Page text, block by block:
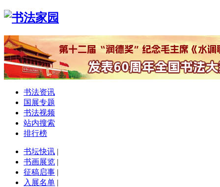
书法资讯
国展专题
书法视频
站内搜索
排行榜
书坛快讯 |
书画展览 |
征稿启事 |
入展名单 |